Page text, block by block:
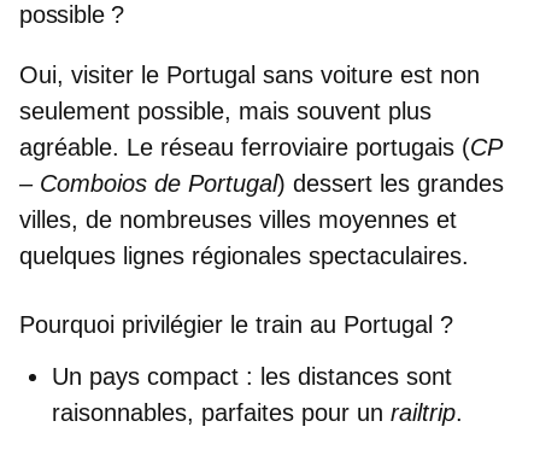
possible ?
Oui, visiter le Portugal sans voiture est non
seulement possible, mais souvent plus
agréable. Le réseau ferroviaire portugais (CP
– Comboios de Portugal) dessert les grandes
villes, de nombreuses villes moyennes et
quelques lignes régionales spectaculaires.
Pourquoi privilégier le train au Portugal ?
Un pays compact : les distances sont
raisonnables, parfaites pour un railtrip.